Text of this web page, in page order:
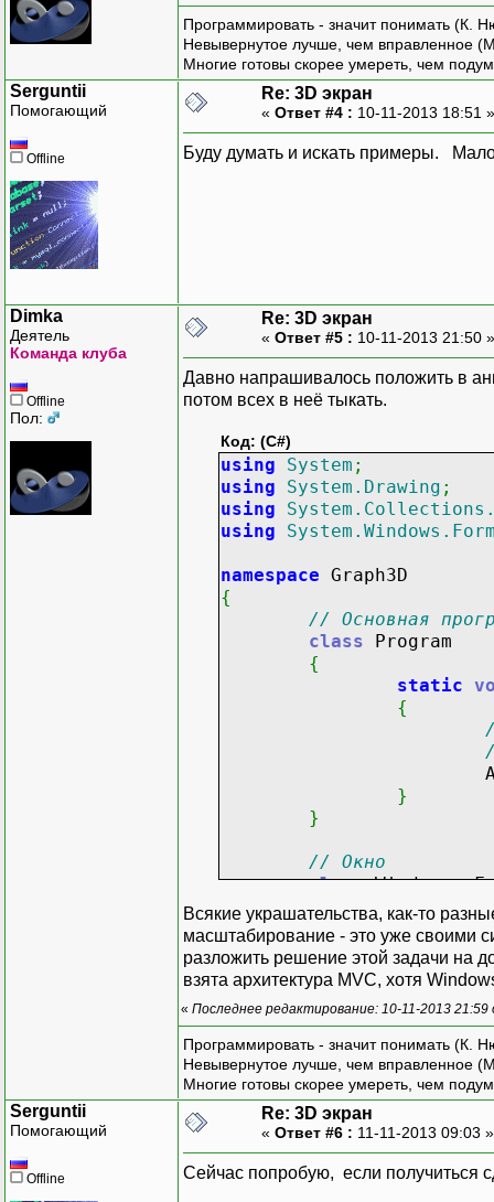
Программировать - значит понимать (К.
Невывернутое лучше, чем вправленное
Многие готовы скорее умереть, чем
Serguntii
Помогающий
Offline
Re: 3D экран
« Ответ #4 : 10-11-2013 18:51
Буду думать и искать примеры.
Dimka
Деятель
Команда клуба
Offline
Пол:
Re: 3D экран
« Ответ #5 : 10-11-2013 21:50
Давно напрашивалось положить в
потом всех в неё тыкать.
Код: (C#)
using System ;
using
System.Drawing ;
using
using
namespace Graph3D
{
// Основная
class Program
{
static
{
}
}
// Окно
classWindow:
{
//
private
// 2D
//
private
//
Brush
Pen
//
Всякие украшательства, как-то
масштабирование - это уже своими
разложить решение этой задачи на
взята архитектура MVC, хотя
« Последнее редактирование: 10-11-2013 21:59
Программировать - значит понимать (К.
Невывернутое лучше, чем вправленное
Многие готовы скорее умереть, чем
Serguntii
Помогающий
Offline
Re: 3D экран
« Ответ #6 : 11-11-2013 09:03
Сейчас попробую, если получиться